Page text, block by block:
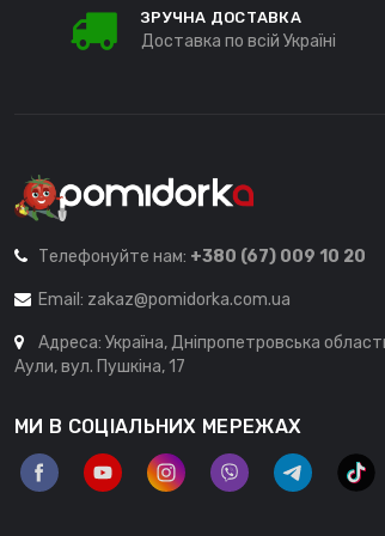
ЗРУЧНА ДОСТАВКА
Доставка по всій Україні
Телефонуйте нам: +380 (67) 009 10 20
Email: zakaz@pomidorka.com.ua
Адреса: Україна, Дніпропетровська
Аули, вул. Пушкіна, 17
МИ В СОЦІАЛЬНИХ МЕРЕЖАХ